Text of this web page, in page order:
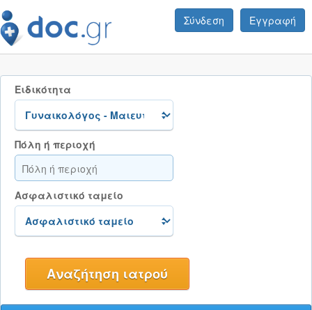
Σύνδεση Εγγραφή
Ειδικότητα
Πόλη ή περιοχή
Ασφαλιστικό ταμείο